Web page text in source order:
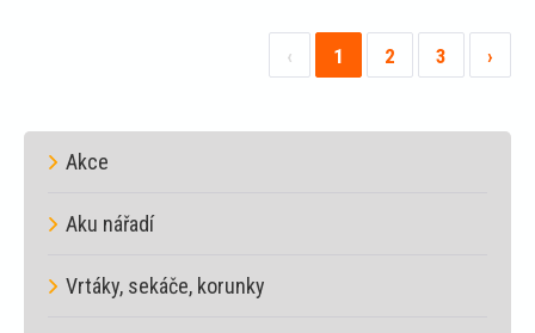
košíku
‹ 1 2 3 ›
Akce
Aku nářadí
Vrtáky, sekáče, korunky